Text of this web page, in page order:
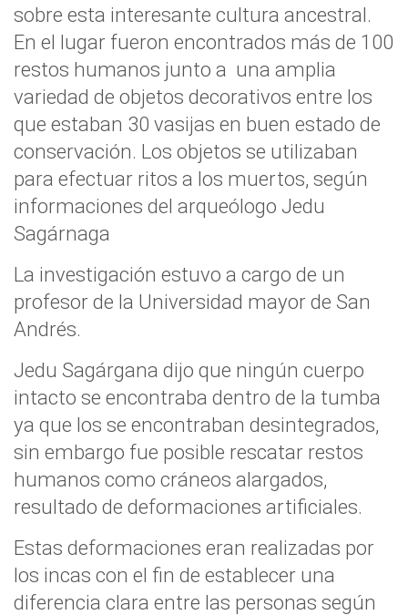
sobre esta interesante cultura ancestral.
En el lugar fueron encontrados más de 100
restos humanos junto a una amplia
variedad de objetos decorativos entre los
que estaban 30 vasijas en buen estado de
conservación. Los objetos se utilizaban
para efectuar ritos a los muertos, según
informaciones del arqueólogo Jedu
Sagárnaga
La investigación estuvo a cargo de un
profesor de la Universidad mayor de San
Andrés.
Jedu Sagárgana dijo que ningún cuerpo
intacto se encontraba dentro de la tumba
ya que los se encontraban desintegrados,
sin embargo fue posible rescatar restos
humanos como cráneos alargados,
resultado de deformaciones artificiales.
Estas deformaciones eran realizadas por
los incas con el fin de establecer una
diferencia clara entre las personas según